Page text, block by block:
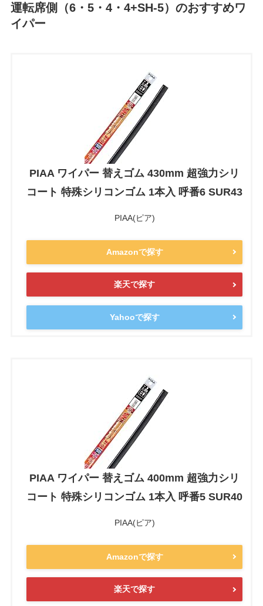
運転席側（6・5・4・4+SH-5）のおすすめワ
イパー
PIAA ワイパー 替えゴム 430mm 超強力シリ
コート 特殊シリコンゴム 1本入 呼番6 SUR43
PIAA(ピア)
Amazonで探す
楽天で探す
Yahooで探す
PIAA ワイパー 替えゴム 400mm 超強力シリ
コート 特殊シリコンゴム 1本入 呼番5 SUR40
PIAA(ピア)
Amazonで探す
楽天で探す